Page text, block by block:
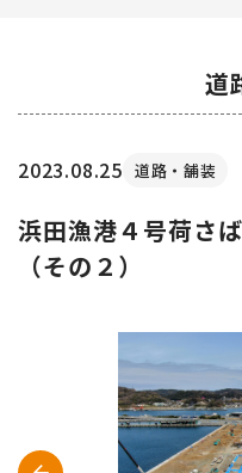
道
2023.08.25 道路・舗装
浜田漁港４号荷さ
（その２）